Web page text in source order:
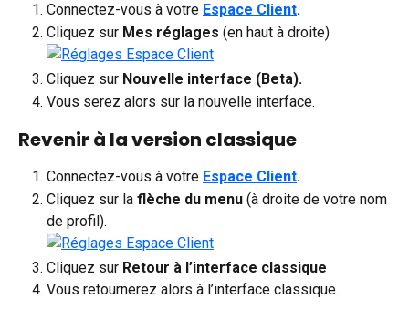
Connectez-vous à votre Espace Client.
Cliquez sur Mes réglages (en haut à droite)
Cliquez sur Nouvelle interface (Beta).
Vous serez alors sur la nouvelle interface.
Revenir à la version classique
Connectez-vous à votre Espace Client.
Cliquez sur la flèche du menu (à droite de votre nom
de profil).
Cliquez sur Retour à l’interface classique
Vous retournerez alors à l’interface classique.